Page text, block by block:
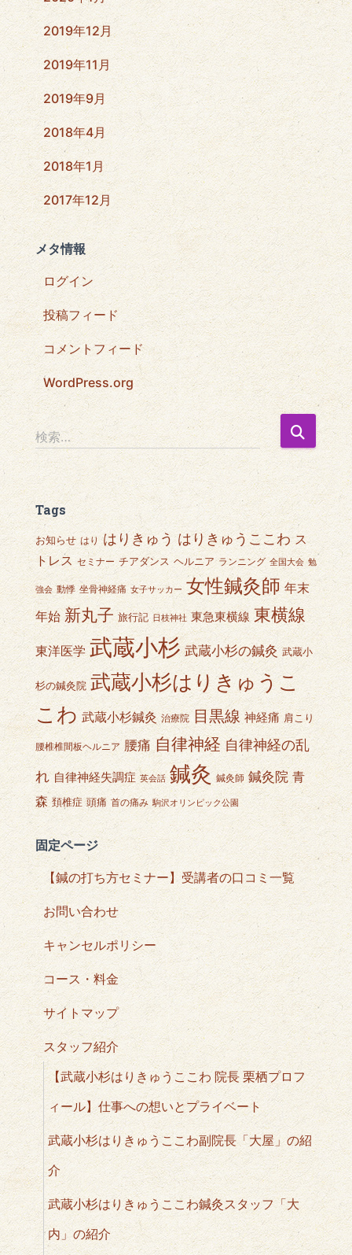
2019年12月
2019年11月
2019年9月
2018年4月
2018年1月
2017年12月
メタ情報
ログイン
投稿フィード
コメントフィード
WordPress.org
検
索
:
検索…
Tags
お知らせ はり はりきゅう はりきゅうここわ ス
トレス セミナー チアダンス ヘルニア ランニング 全国大会 勉
強会 動悸 坐骨神経痛 女子サッカー 女性鍼灸師 年末
年始 新丸子 旅行記 日枝神社 東急東横線 東横線
東洋医学 武蔵小杉 武蔵小杉の鍼灸 武蔵小
杉の鍼灸院 武蔵小杉はりきゅうこ
こわ 武蔵小杉鍼灸 治療院 目黒線 神経痛 肩こり
腰椎椎間板ヘルニア 腰痛 自律神経 自律神経の乱
れ 自律神経失調症 英会話 鍼灸 鍼灸師 鍼灸院 青
森 頚椎症 頭痛 首の痛み 駒沢オリンピック公園
固定ページ
【鍼の打ち方セミナー】受講者の口コミ一覧
お問い合わせ
キャンセルポリシー
コース・料金
サイトマップ
スタッフ紹介
【武蔵小杉はりきゅうここわ 院長 栗栖プロフ
ィール】仕事への想いとプライベート
武蔵小杉はりきゅうここわ副院長「大屋」の紹
介
武蔵小杉はりきゅうここわ鍼灸スタッフ「大
内」の紹介